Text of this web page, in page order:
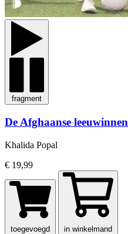
fragment
De Afghaanse leeuwinnen
Khalida Popal
€ 19,99
toegevoegd in winkelmand